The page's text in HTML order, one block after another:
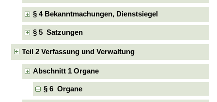
§ 4 Bekanntmachungen, Dienstsiegel
§ 5 Satzungen
Teil 2 Verfassung und Verwaltung
Abschnitt 1 Organe
§ 6 Organe